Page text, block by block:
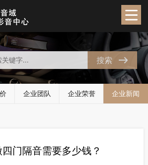
企业新闻
News
搜索
企业团队 企业荣誉 企业新闻
门隔音需要多少钱？